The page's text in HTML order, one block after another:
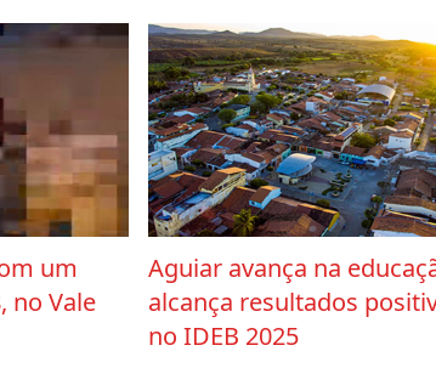
um
no Vale
Aguiar avança na
alcança resultados
no IDEB 2025